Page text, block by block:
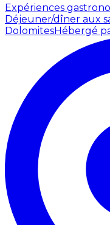
Expériences
Déjeuner/dîner aux
DolomitesHébergé